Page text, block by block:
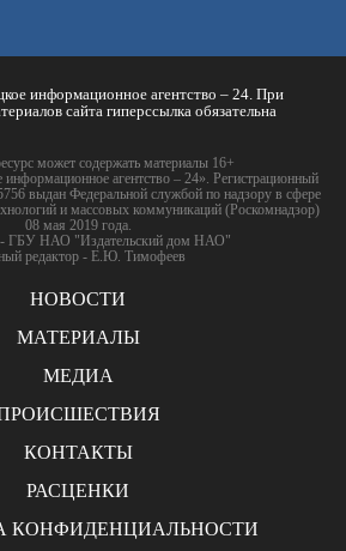
информационное агентство – 24. При
сайта гиперссылка обязательна
может содержать материалы 16+
информационное агентство – 24». Регистрационный
выдан Федеральной службой по надзору в сфере
и массовых коммуникаций (Роскомнадзор)
08 мая 2019 года.
- ГБУ НАО "Издательский дом НАО"
редактор - Е.Ю. Тимофеев
НОВОСТИ
МАТЕРИАЛЫ
МЕДИА
КОНТАКТЫ
РАСЦЕНКИ
КОНФИДЕНЦИАЛЬНОСТИ